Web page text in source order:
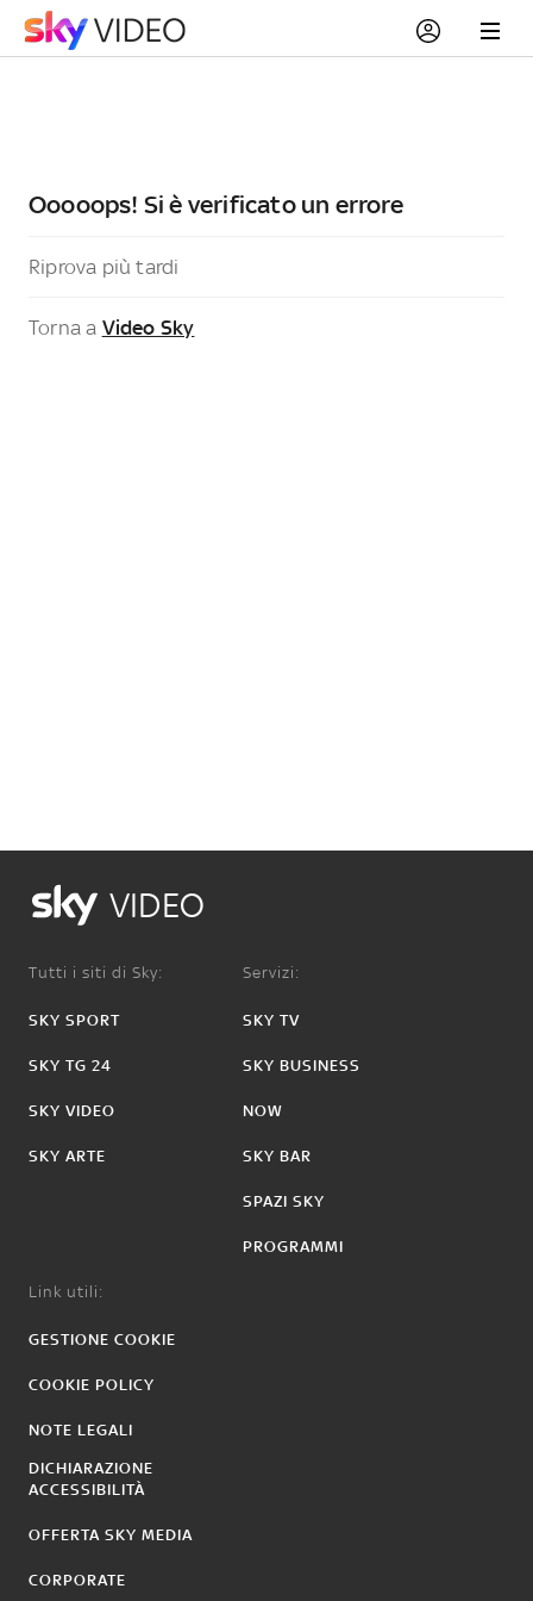
Ooooops! Si è verificato un errore
Riprova più tardi
Torna a Video Sky
VIDEO
Tutti i siti di Sky:
SKY SPORT
SKY TG 24
SKY VIDEO
SKY ARTE
Servizi:
SKY TV
SKY BUSINESS
NOW
SKY BAR
SPAZI SKY
PROGRAMMI
Link utili:
GESTIONE COOKIE
COOKIE POLICY
NOTE LEGALI
DICHIARAZIONE
ACCESSIBILITÀ
OFFERTA SKY MEDIA
CORPORATE